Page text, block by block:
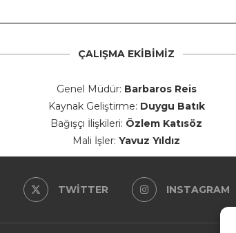
ÇALIŞMA EKIBIMIZ
Genel Müdür: Barbaros Reis
Kaynak Geliştirme: Duygu Batık
Bağışçı İlişkileri: Özlem Katısöz
Mali İşler: Yavuz Yıldız
TWITTER INSTAGRAM